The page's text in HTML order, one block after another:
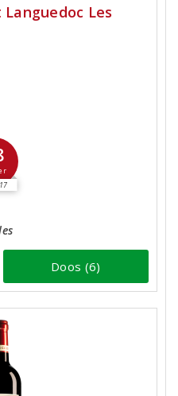
Les
Doos (6)